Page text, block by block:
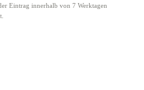
Eintrag innerhalb von 7 Werktagen